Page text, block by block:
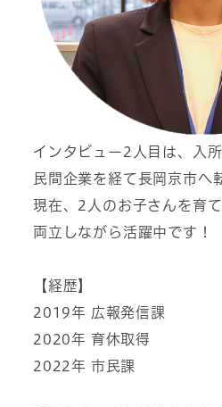
インタビュー2人目は、入
民間企業を経て長岡京市へ
現在、2人のお子さんを育
両立しながら活躍中です！
【経歴】
2019年 広報発信課
2020年 育休取得
2022年 市民課